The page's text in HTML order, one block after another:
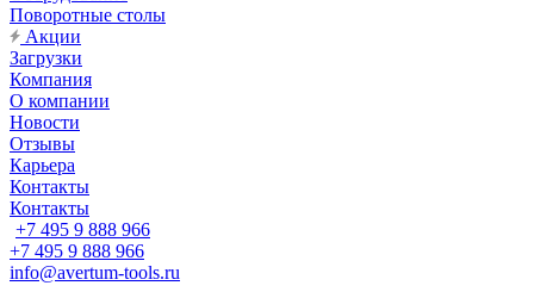
Поворотные столы
Акции
Загрузки
Компания
О компании
Новости
Отзывы
Карьера
Контакты
Контакты
+7 495 9 888 966
+7 495 9 888 966
info@avertum-tools.ru